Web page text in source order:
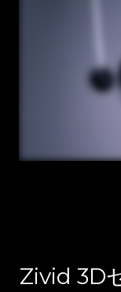
Zivid 3D